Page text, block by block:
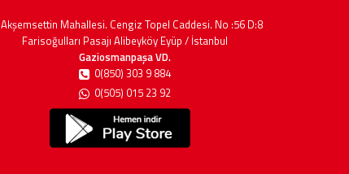
Akşemsettin Mahallesi. Cengiz Topel Caddesi. No :56 D:8
Farisoğulları Pasajı Alibeyköy Eyüp / İstanbul
Gaziosmanpaşa VD.
0(850) 303 9 884
0(505) 015 23 92